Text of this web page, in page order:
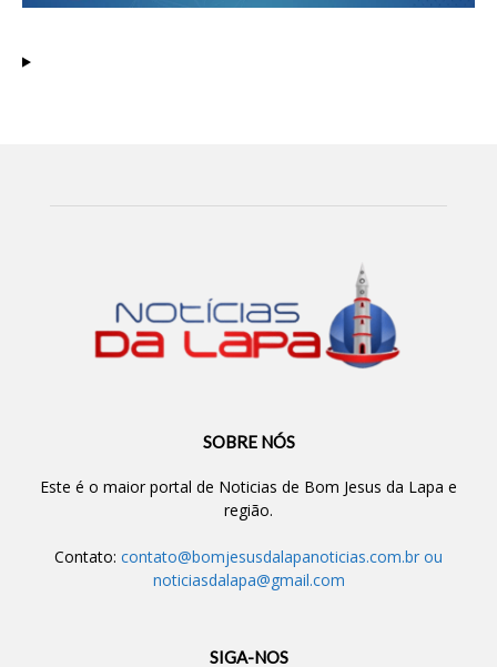
SOBRE NÓS
Este é o maior portal de Noticias de Bom Jesus da Lapa e
região.
Contato: contato@bomjesusdalapanoticias.com.br ou
noticiasdalapa@gmail.com
SIGA-NOS